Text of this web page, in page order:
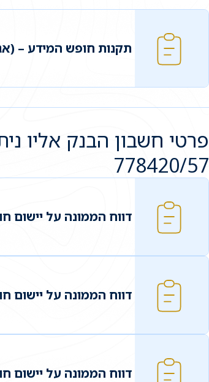
תקנות חופש המידע –
778420/57
דווח הממונה על יישום
דווח הממונה על יישום
דווח הממונה על יישום